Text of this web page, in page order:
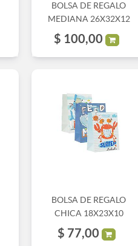
BOLSA DE REGALO
MEDIANA 26X32X12
$ 100,00
BOLSA DE REGALO
CHICA 18X23X10
$ 77,00